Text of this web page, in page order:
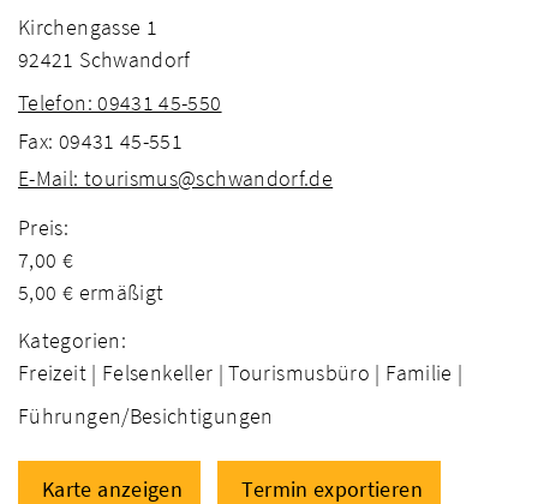
Kirchengasse 1
92421 Schwandorf
Telefon: 09431 45-550
Fax: 09431 45-551
E-Mail: tourismus@schwandorf.de
Preis:
7,00 €
5,00 € ermäßigt
Kategorien:
Freizeit | Felsenkeller | Tourismusbüro | Familie |
Führungen/Besichtigungen
Karte anzeigen Termin exportieren